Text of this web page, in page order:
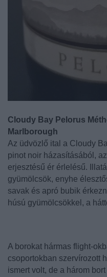
Cloudy Bay Pelorus
Marlborough
Az üdvözlő ital a Cloudy
pinot noir házasításából,
erjesztésű ér érlelésű.
gyümölcsök, enyhe
savak és apró bubik
húsú gyümölcsökkel, a
A borokat hármas flight-
csoportokban szervírozott
ismert volt, de a három